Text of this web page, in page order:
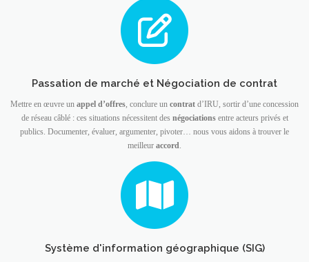
Passation de marché et Négociation de contrat
Mettre en œuvre un appel d’offres, conclure un contrat d’IRU, sortir d’une concession
de réseau câblé : ces situations nécessitent des négociationsentre acteurs privés et
publics. Documenter, évaluer, argumenter, pivoter… nous vous aidons à trouver le
meilleur accord.
Système d'information géographique (SIG)